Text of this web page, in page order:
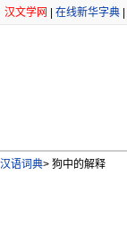
汉文学网 在线新华字典
汉语词典> 狗中的解释